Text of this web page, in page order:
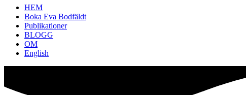
HEM
Boka Eva Bodfäldt
Publikationer
BLOGG
OM
English